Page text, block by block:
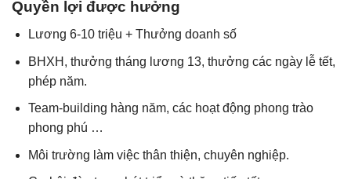
Quyền lợi được hưởng
Lương 6-10 triệu + Thưởng doanh số
BHXH, thưởng tháng lương 13, thưởng các ngày lễ tết,
phép năm.
Team-building hàng năm, các hoạt động phong trào
phong phú …
Môi trường làm việc thân thiện, chuyên nghiệp.